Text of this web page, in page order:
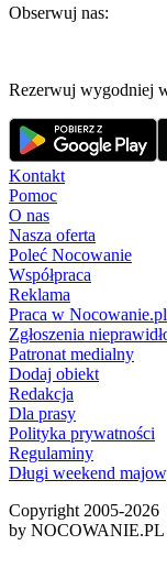
Obserwuj nas:
Rezerwuj wygodniej
Kontakt
Pomoc
O nas
Nasza oferta
Poleć Nocowanie
Współpraca
Reklama
Praca w Nocowanie.pl
Zgłoszenia
Patronat medialny
Dodaj obiekt
Redakcja
Dla prasy
Polityka prywatności
Regulaminy
Długi weekend
Copyright 2005-2026
by NOCOWANIE.PL